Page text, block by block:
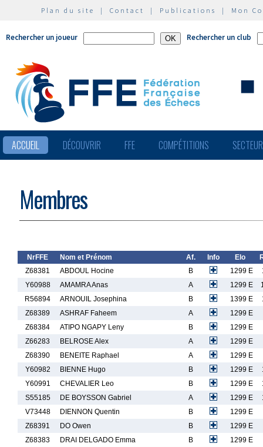
Plan du site | Contact | Publications | Mon
Rechercher un joueur Rechercher un club
ACCUEIL DÉCOUVRIR FFE COMPÉTITIONS
Membres
NrFFE Nom et Prénom Af. Info Elo
Z68381
ABDOUL Hocine B 1299 E
Y60988
AMAMRA Anas A 1299 E
R56894
ARNOUIL Josephina B 1399 E
Z68389
ASHRAF Faheem A
1299 E
Z68384
ATIPO NGAPY Leny B
1299 E
Z66283
BELROSE Alex A
1299 E
Z68390
BENEITE Raphael A
1299 E
Y60982
BIENNE Hugo B 1299 E
Y60991
CHEVALIER Leo B 1299 E
S55185
DE BOYSSON Gabriel A 1299 E
V73448
DIENNON Quentin B
1299 E
Z68391
DO Owen B
1299 E
Z68383
DRAI DELGADO Emma B
1299 E